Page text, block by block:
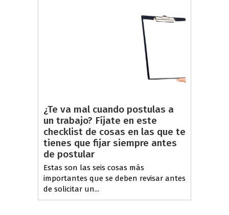
¿Te va mal cuando postulas a
un trabajo? Fíjate en este
checklist de cosas en las que te
tienes que fijar siempre antes
de postular
Estas son las seis cosas más
importantes que se deben revisar antes
de solicitar un...